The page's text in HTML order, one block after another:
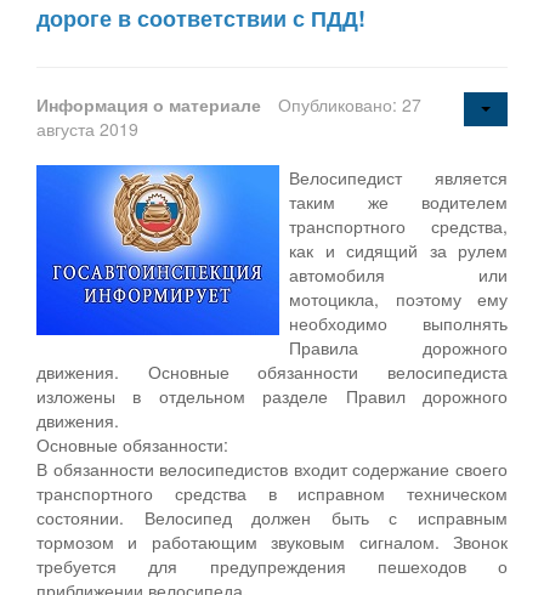
дороге в соответствии с ПДД!
Информация о материале
Опубликовано: 27
августа 2019
Велосипедист является
таким же водителем
транспортного средства,
как и сидящий за рулем
автомобиля или
мотоцикла, поэтому ему
необходимо выполнять
Правила дорожного
движения. Основные обязанности велосипедиста
изложены в отдельном разделе Правил дорожного
движения.
Основные обязанности:
В обязанности велосипедистов входит содержание своего
транспортного средства в исправном техническом
состоянии. Велосипед должен быть с исправным
тормозом и работающим звуковым сигналом. Звонок
требуется для предупреждения пешеходов о
приближении велосипеда.